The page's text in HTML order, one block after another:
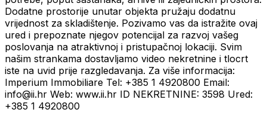
Dodatne prostorije unutar objekta pružaju dodatnu
vrijednost za skladištenje. Pozivamo vas da istražite ovaj
ured i prepoznate njegov potencijal za razvoj vašeg
poslovanja na atraktivnoj i pristupačnoj lokaciji. Svim
našim strankama dostavljamo video nekretnine i tlocrt
iste na uvid prije razgledavanja. Za više informacija:
Imperium Immobiliare Tel: +385 1 4920800 Email:
info@ii.hr Web: www.ii.hr ID NEKRETNINE: 3598 Ured:
+385 1 4920800